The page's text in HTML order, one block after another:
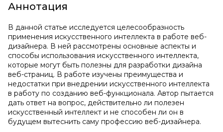
Аннотация
В данной статье исследуется целесообразность
применения искусственного интеллекта в работе веб-
дизайнера. В ней рассмотрены основные аспекты и
способы использования искусственного интеллекта,
которые могут быть полезны для разработки дизайна
веб-страниц. В работе изучены преимущества и
недостатки при внедрении искусственного интеллекта
в работу по созданию веб-функционала. Автор пытается
дать ответ на вопрос, действительно ли полезен
искусственный интеллект и не способен ли он в
будущем вытеснить саму профессию веб-дизайнера.